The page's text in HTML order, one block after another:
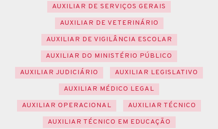
AUXILIAR DE SERVIÇOS GERAIS
AUXILIAR DE VETERINÁRIO
AUXILIAR DE VIGILÂNCIA ESCOLAR
AUXILIAR DO MINISTÉRIO PÚBLICO
AUXILIAR JUDICIÁRIO
AUXILIAR LEGISLATIVO
AUXILIAR MÉDICO LEGAL
AUXILIAR OPERACIONAL
AUXILIAR TÉCNICO
AUXILIAR TÉCNICO EM EDUCAÇÃO